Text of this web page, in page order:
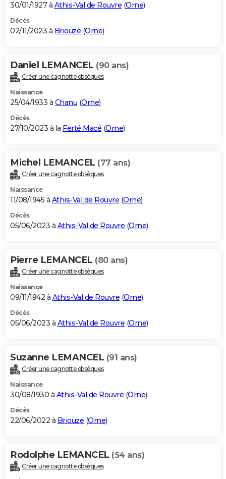
30/01/1927 à Athis-Val de Rouvre (Orne)
Décès
02/11/2023 à Briouze (Orne)
Daniel LEMANCEL (90 ans)
Créer une cagnotte obsèques
Naissance
25/04/1933 à Chanu (Orne)
Décès
27/10/2023 à la Ferté Macé (Orne)
Michel LEMANCEL (77 ans)
Créer une cagnotte obsèques
Naissance
11/08/1945 à Athis-Val de Rouvre (Orne)
Décès
05/06/2023 à Athis-Val de Rouvre (Orne)
Pierre LEMANCEL (80 ans)
Créer une cagnotte obsèques
Naissance
09/11/1942 à Athis-Val de Rouvre (Orne)
Décès
05/06/2023 à Athis-Val de Rouvre (Orne)
Suzanne LEMANCEL (91 ans)
Créer une cagnotte obsèques
Naissance
30/08/1930 à Athis-Val de Rouvre (Orne)
Décès
22/06/2022 à Briouze (Orne)
Rodolphe LEMANCEL (54 ans)
Créer une cagnotte obsèques